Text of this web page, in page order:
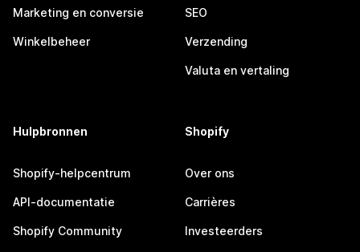
Marketing en conversie
Winkelbeheer
SEO
Verzending
Valuta en vertaling
Hulpbronnen
Shopify-helpcentrum
API-documentatie
Shopify Community
Shopify
Over ons
Carrières
Investeerders